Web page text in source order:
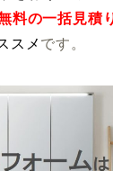
料の一括見積
スメ です。